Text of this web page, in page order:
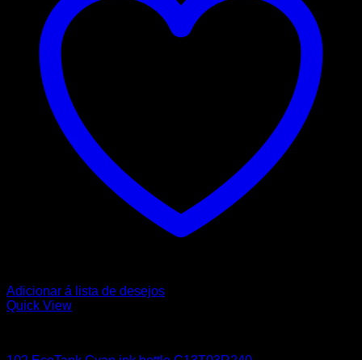
Adicionar á lista de desejos
Quick View